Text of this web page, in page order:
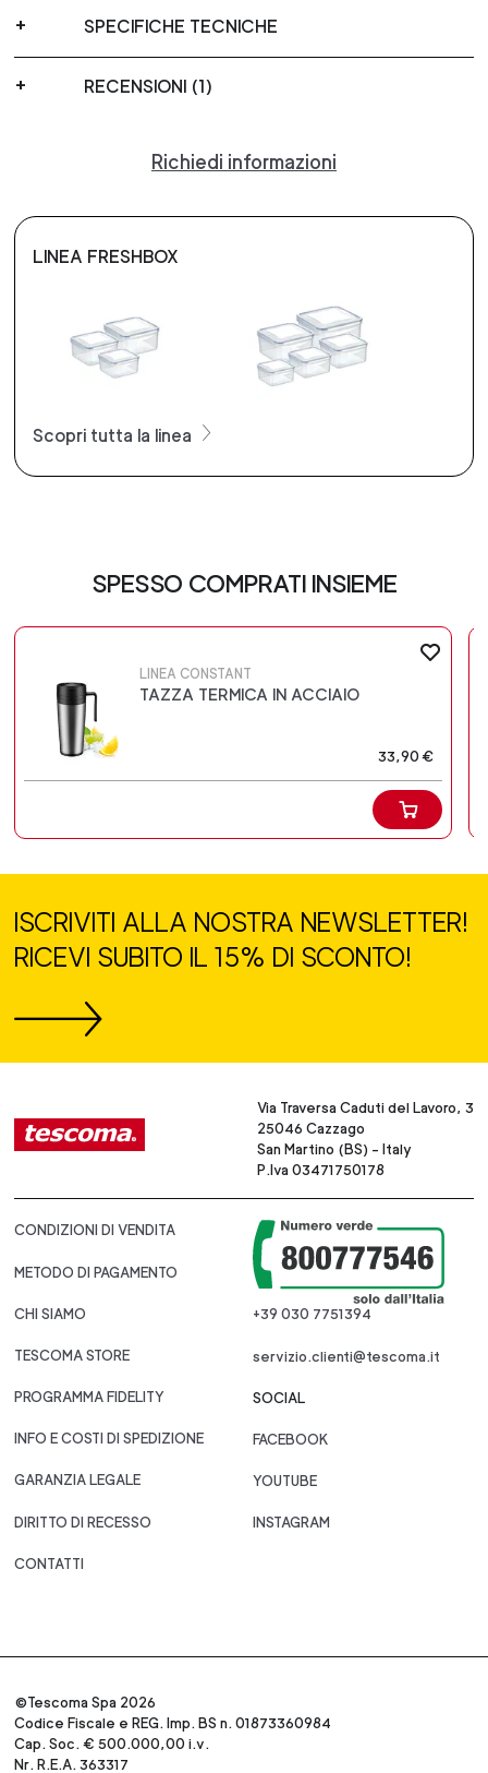
SPECIFICHE TECNICHE
RECENSIONI (1)
Richiedi informazioni
LINEA FRESHBOX
Scopri tutta la linea
SPESSO COMPRATI INSIEME
LINEA CONSTANT
TAZZA TERMICA IN ACCIAIO
33,90 €
ISCRIVITI ALLA NOSTRA NEWSLETTER!
RICEVI SUBITO IL 15% DI SCONTO!
Via Traversa Caduti del Lavoro, 3
25046 Cazzago
San Martino (BS) - Italy
P.Iva 03471750178
CONDIZIONI DI VENDITA
METODO DI PAGAMENTO
CHI SIAMO
TESCOMA STORE
PROGRAMMA FIDELITY
INFO E COSTI DI SPEDIZIONE
GARANZIA LEGALE
DIRITTO DI RECESSO
CONTATTI
+39 030 7751394
servizio.clienti@tescoma.it
SOCIAL
FACEBOOK
YOUTUBE
INSTAGRAM
©Tescoma Spa 2026
Codice Fiscale e REG. Imp. BS n. 01873360984
Cap. Soc. € 500.000,00 i.v.
Nr. R.E.A. 363317